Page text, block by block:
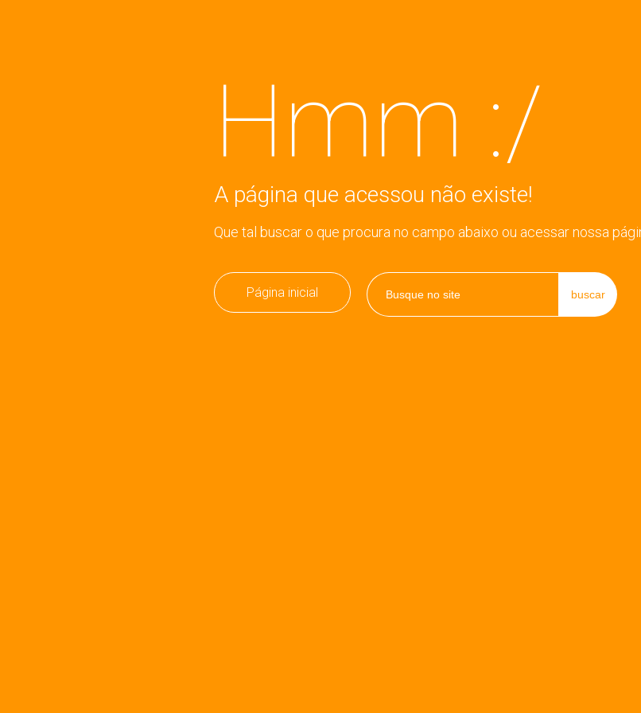
Hmm :/
A página que acessou não existe!
Que tal buscar o que procura no campo abaixo ou acessar nossa
Página inicial